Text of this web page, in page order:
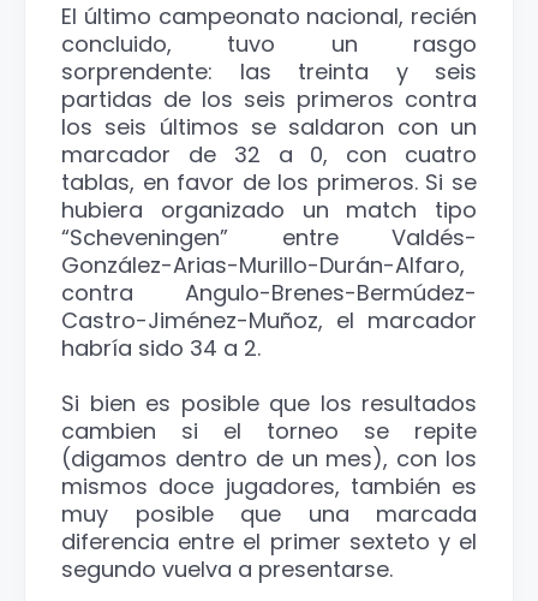
El último campeonato nacional, recién
concluido, tuvo un rasgo
sorprendente: las treinta y seis
partidas de los seis primeros contra
los seis últimos se saldaron con un
marcador de 32 a 0, con cuatro
tablas, en favor de los primeros. Si se
hubiera organizado un match tipo
“Scheveningen” entre Valdés-
González-Arias-Murillo-Durán-Alfaro,
contra Angulo-Brenes-Bermúdez-
Castro-Jiménez-Muñoz, el marcador
habría sido 34 a 2.
Si bien es posible que los resultados
cambien si el torneo se repite
(digamos dentro de un mes), con los
mismos doce jugadores, también es
muy posible que una marcada
diferencia entre el primer sexteto y el
segundo vuelva a presentarse.